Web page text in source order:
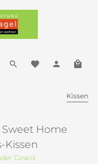
Kissen
Home
Kissen
Girard